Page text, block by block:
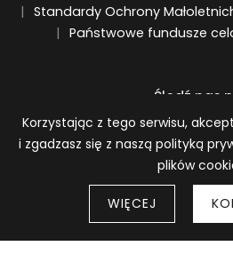
Standardy Ochrony
Państwowe fundusze
Śledź nas
BWA Wrocław Galerie
Wróć
Informacja o plikach
Korzystając z tego serwisu,
i zgadzasz się z naszą polityką
plików
WIĘCEJ